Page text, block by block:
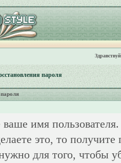
пароля
имя
это, то
для того, чтобы